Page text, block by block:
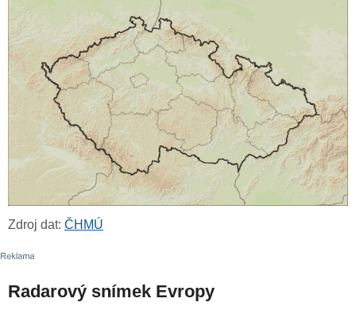
Zdroj dat: ČHMÚ
Radarový snímek Evropy